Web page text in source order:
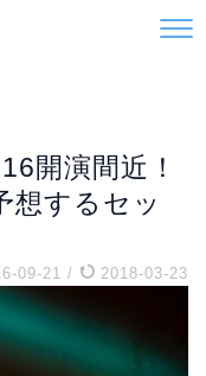
開演間近！
想するセッ
09-21 / 2018-03-23